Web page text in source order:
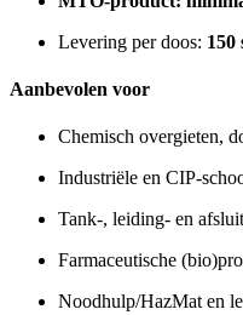
Levering per doos: 150
Aanbevolen voor
Chemisch overgieten,
Industriële en CIP-
Tank-, leiding- en
Farmaceutische
Noodhulp/HazMat en